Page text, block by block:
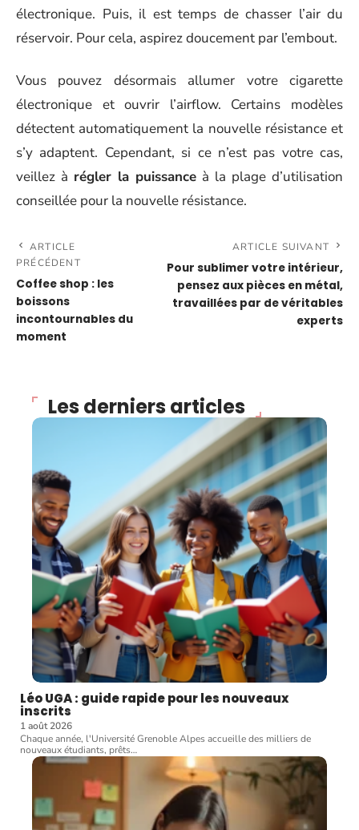
électronique. Puis, il est temps de chasser l’air du
réservoir. Pour cela, aspirez doucement par l’embout.
Vous pouvez désormais allumer votre cigarette
électronique et ouvrir l’airflow. Certains modèles
détectent automatiquement la nouvelle résistance et
s’y adaptent. Cependant, si ce n’est pas votre cas,
veillez à régler la puissance à la plage d’utilisation
conseillée pour la nouvelle résistance.
ARTICLE
PRÉCÉDENT
Coffee shop : les
boissons
incontournables du
moment
ARTICLE SUIVANT
Pour sublimer votre intérieur,
pensez aux pièces en métal,
travaillées par de véritables
experts
Les derniers articles
Léo UGA : guide rapide pour les nouveaux
inscrits
1 août 2026
Chaque année, l'Université Grenoble Alpes accueille des milliers de
nouveaux étudiants, prêts…